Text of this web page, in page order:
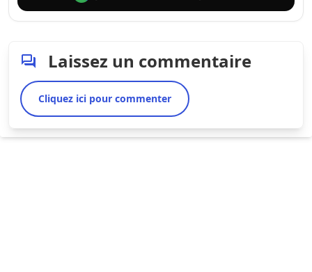
Laissez un commentaire
Cliquez ici pour commenter